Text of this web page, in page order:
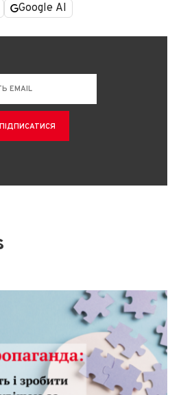
Google AI